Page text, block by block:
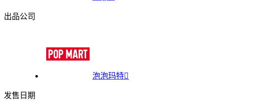
出品公司
泡泡玛特
发售日期